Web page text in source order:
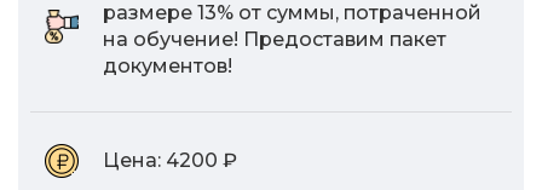
размере 13% от суммы, потраченной
на обучение! Предоставим пакет
документов!
Цена: 4200 ₽